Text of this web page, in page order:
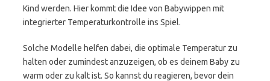
Kind werden. Hier kommt die Idee von Babywippen mit
integrierter Temperaturkontrolle ins Spiel.
Solche Modelle helfen dabei, die optimale Temperatur zu
halten oder zumindest anzuzeigen, ob es deinem Baby zu
warm oder zu kalt ist. So kannst du reagieren, bevor dein